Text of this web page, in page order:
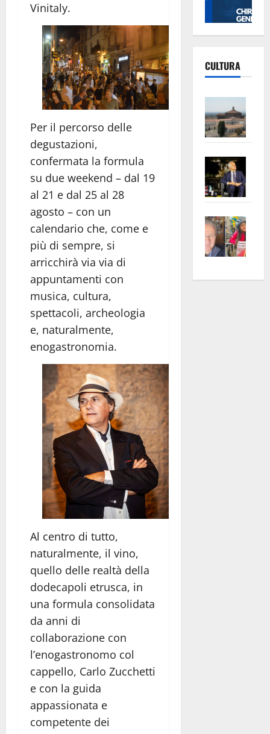
Vinitaly.
Per il percorso delle
degustazioni,
confermata la formula
su due weekend – dal 19
al 21 e dal 25 al 28
agosto – con un
calendario che, come e
più di sempre, si
arricchirà via via di
appuntamenti con
musica, cultura,
spettacoli, archeologia
e, naturalmente,
enogastronomia.
Al centro di tutto,
naturalmente, il vino,
quello delle realtà della
dodecapoli etrusca, in
una formula consolidata
da anni di
collaborazione con
l’enogastronomo col
cappello, Carlo Zucchetti
e con la guida
appassionata e
competente dei
CULTURA
euro
apre